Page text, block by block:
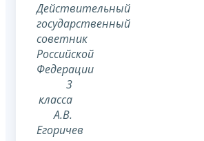
Действительный
государственный
советник
Российской
Федерации
3
класса
А.В.
Егоричев